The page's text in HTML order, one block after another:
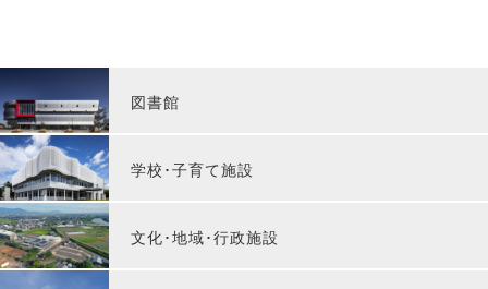
図書館
学校･子育て施設
文化･地域･行政施設